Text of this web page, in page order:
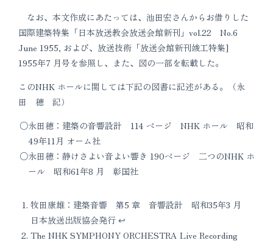
なお、本文作成にあたっては、池田宏さんからお借りした
国際建築特集「日本放送教会放送会館新刊」vol.22 No.6
June 1955, および、放送技術「放送会館新刊竣工特集]
1955年7 月号を参照し、また、図の一部を転載した。
このNHK ホールに関しては下記の図書に記述がある。（永
田 穂 記）
永田穂：建築の音響設計 114 ページ NHK ホール 昭和
49年11月 オーム社
永田穂：静けさよい音よい響き 190ページ 二つのNHK ホ
ール 昭和61年8 月 彰国社
牧田康雄：建築音響 第5 章 音響設計 昭和35年3 月
日本放送出版協会発行 ↩︎
The NHK SYMPHONY ORCHESTRA Live Recording